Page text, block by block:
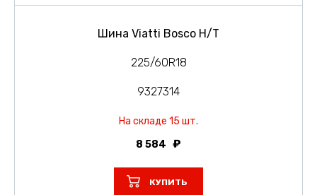
Шина Viatti Bosco H/T
225/60R18
9327314
На складе 15 шт.
8 584
КУПИТЬ